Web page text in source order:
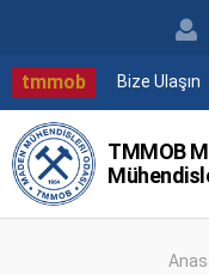
tmmob Bize Ulaşın
TMMOB